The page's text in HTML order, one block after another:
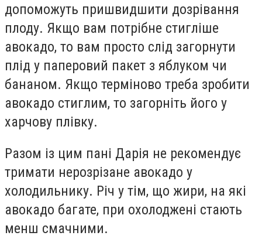
допоможуть пришвидшити дозрівання
плоду. Якщо вам потрібне стигліше
авокадо, то вам просто слід загорнути
плід у паперовий пакет з яблуком чи
бананом. Якщо терміново треба зробити
авокадо стиглим, то загорніть його у
харчову плівку.
Разом із цим пані Дарія не рекомендує
тримати нерозрізане авокадо у
холодильнику. Річ у тім, що жири, на які
авокадо багате, при охолоджені стають
менш смачними.